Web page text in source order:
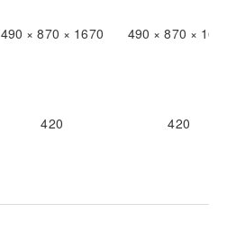
490 × 870 × 1670 490 × 870 ×
420 420